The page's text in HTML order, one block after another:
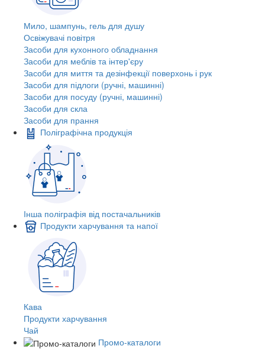
Мило, шампунь, гель для душу
Освіжувачі повітря
Засоби для кухонного обладнання
Засоби для меблів та інтер'єру
Засоби для миття та дезінфекції поверхонь і рук
Засоби для підлоги (ручні, машинні)
Засоби для посуду (ручні, машинні)
Засоби для скла
Засоби для прання
Поліграфічна продукція
Інша поліграфія від постачальників
Продукти харчування та напої
Кава
Продукти харчування
Чай
Промо-каталоги